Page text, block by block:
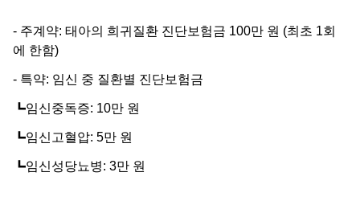
- 주계약: 태아의 희귀질환 진단보험금 100만 원 (최초 1회
에 한함)
- 특약: 임신 중 질환별 진단보험금
┗임신중독증: 10만 원
┗임신고혈압: 5만 원
┗임신성당뇨병: 3만 원